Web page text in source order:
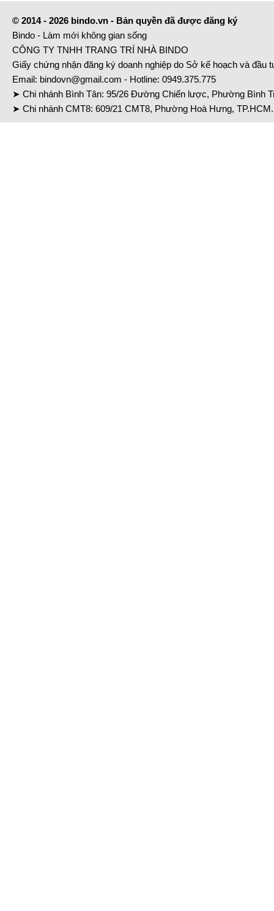
© 2014 - 2026 bindo.vn - Bản quyền đã được đăng ký
Bindo - Làm mới không gian sống
CÔNG TY TNHH TRANG TRÍ NHÀ BINDO
Giấy chứng nhận đăng ký doanh nghiệp do Sở kế hoạch và đầu
Email: bindovn@gmail.com - Hotline: 0949.375.775
➤ Chi nhánh Bình Tân: 95/26 Đường Chiến lược, Phường Bình
➤ Chi nhánh CMT8: 609/21 CMT8, Phường Hoà Hưng,